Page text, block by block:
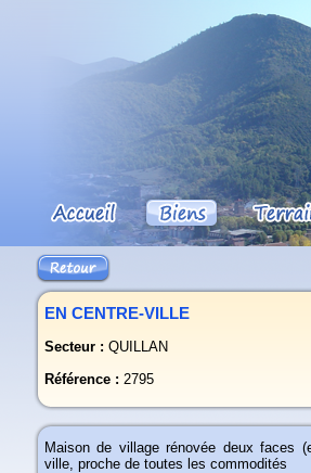
EN CENTRE-VILLE
Secteur : QUILLAN
Référence : 2795
Maison de village rénovée deux faces
ville, proche de toutes les commodités